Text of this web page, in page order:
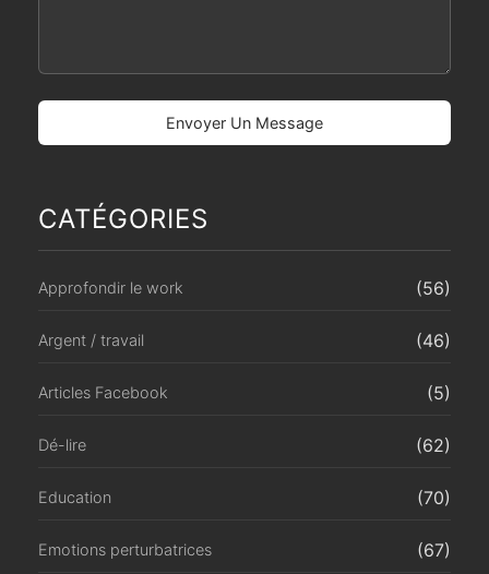
CATÉGORIES
Approfondir le work (56)
Argent / travail (46)
Articles Facebook (5)
Dé-lire (62)
Education (70)
Emotions perturbatrices (67)